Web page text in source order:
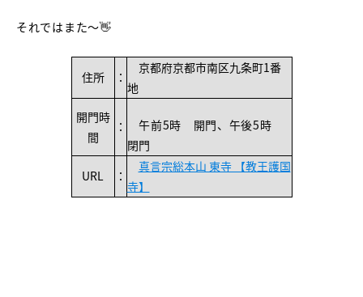
それではまた～👋
住所 ：
京都府京都市南区九条町1番
地
開門時
間
：
午前5時 開門、午後5時
閉門
URL
：
真言宗総本山 東寺 【教王護国
寺】